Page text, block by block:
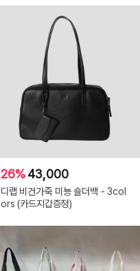
26%43,000
디랩 비건가죽 미뇽 숄더백 - 3col
ors (카드지갑증정)